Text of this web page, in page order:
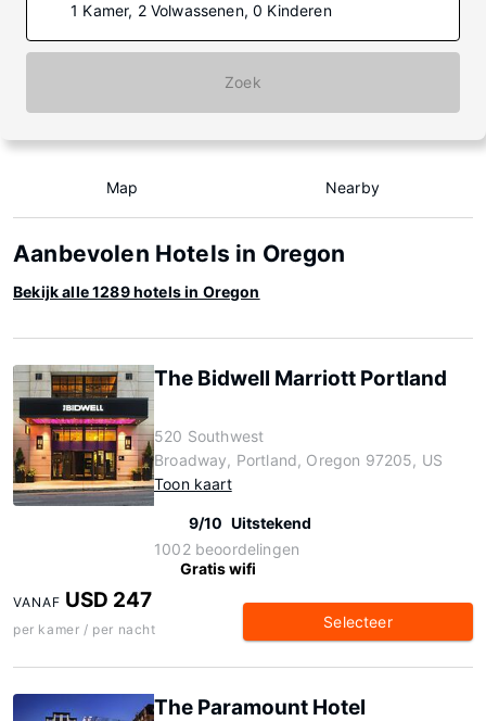
1 Kamer, 2 Volwassenen, 0 Kinderen
Zoek
Map Nearby
Aanbevolen Hotels in Oregon
Bekijk alle 1289 hotels in Oregon
The Bidwell Marriott Portland
520 Southwest
Broadway, Portland, Oregon 97205, US
Toon kaart
9/10 Uitstekend
1002 beoordelingen
Gratis wifi
VANAF USD 247
per kamer / per nacht Selecteer
The Paramount Hotel